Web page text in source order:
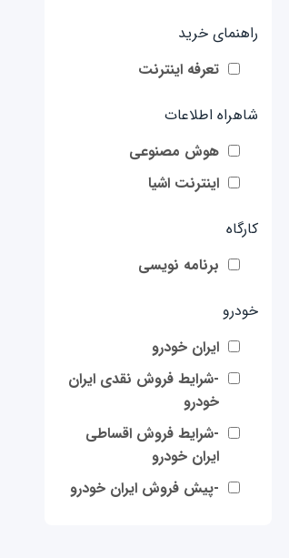
راهنمای خرید
تعرفه اینترنت
شاهراه اطلاعات
هوش مصنوعی
اینترنت اشیا
کارگاه
برنامه نویسی
خودرو
ایران خودرو
-شرایط فروش نقدی ایران
خودرو
-شرایط فروش اقساطی
ایران خودرو
-پیش فروش ایران خودرو